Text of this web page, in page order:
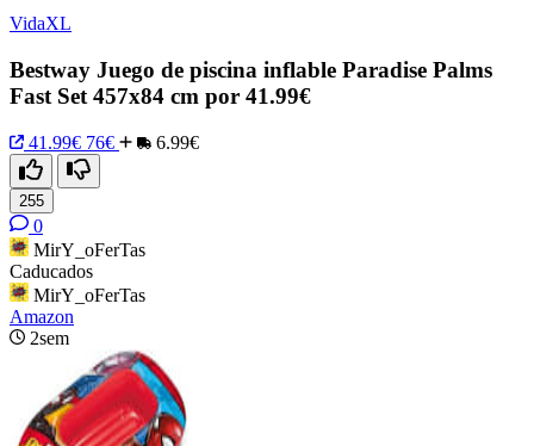
VidaXL
Bestway Juego de piscina inflable Paradise Palms
Fast Set 457x84 cm por 41.99€
41.99€ 76€ 6.99€
255
0
MirY_oFerTas
Caducados
MirY_oFerTas
Amazon
2sem